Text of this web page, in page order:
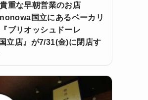
貴重な早朝営業のお店
国立にあるベーカリ
ブリオッシュドーレ
立店』が7/31(金)に閉店す